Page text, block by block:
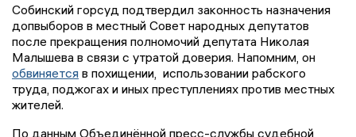
Собинский горсуд подтвердил законность назначения
допвыборов в местный Совет народных депутатов
после прекращения полномочий депутата Николая
Малышева в связи с утратой доверия. Напомним, он
обвиняется в похищении, использовании рабского
труда, поджогах и иных преступлениях против местных
жителей.
По данным Объединённой пресс-службы судебной